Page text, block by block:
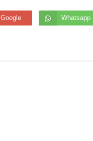
Google Whatsapp